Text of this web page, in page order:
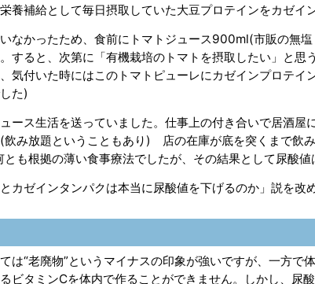
養補給として毎日摂取していた大豆プロテインをカゼイ
なかったため、食前にトマトジュース900ml(市販の無
すると、次第に「有機栽培のトマトを摂取したい」と思
気付いた時にはこのトマトピューレにカゼインプロテイ
た)
ース生活を送っていました。仕事上の付き合いで居酒屋
飲み放題ということもあり) 店の在庫が底を突くまで飲
も根拠の薄い食事療法でしたが、その結果として尿酸値
カゼインタンパクは本当に尿酸値を下げるのか」説を改
は“老廃物”というマイナスの印象が強いですが、一方で
ビタミンCを体内で作ることができません。しかし、尿酸